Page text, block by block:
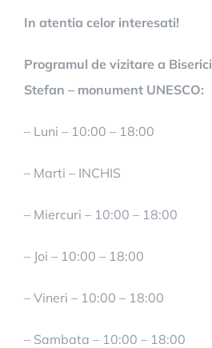
In atentia celor interesati!
Programul de vizitare a
Stefan – monument UNESCO:
– Luni – 10:00 – 18:00
– Marti – INCHIS
– Miercuri – 10:00 – 18:00
– Joi – 10:00 – 18:00
– Vineri – 10:00 – 18:00
– Sambata – 10:00 – 18:00